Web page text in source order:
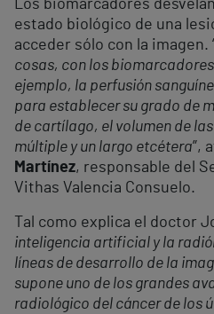
Los biomarcadores
estado biológico de una
acceder sólo con la imagen.
cosas, con los
ejemplo, la perfusión
para establecer su grado de
de cartílago, el volumen de
múltiple y un largo etcétera”,
Martínez, responsable del
Vithas Valencia Consuelo.
Tal como explica el doctor
inteligencia artificial y la
líneas de desarrollo de la
supone uno de los grandes
radiológico del cáncer de los